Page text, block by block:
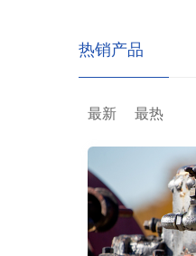
最新 最热
热销产品